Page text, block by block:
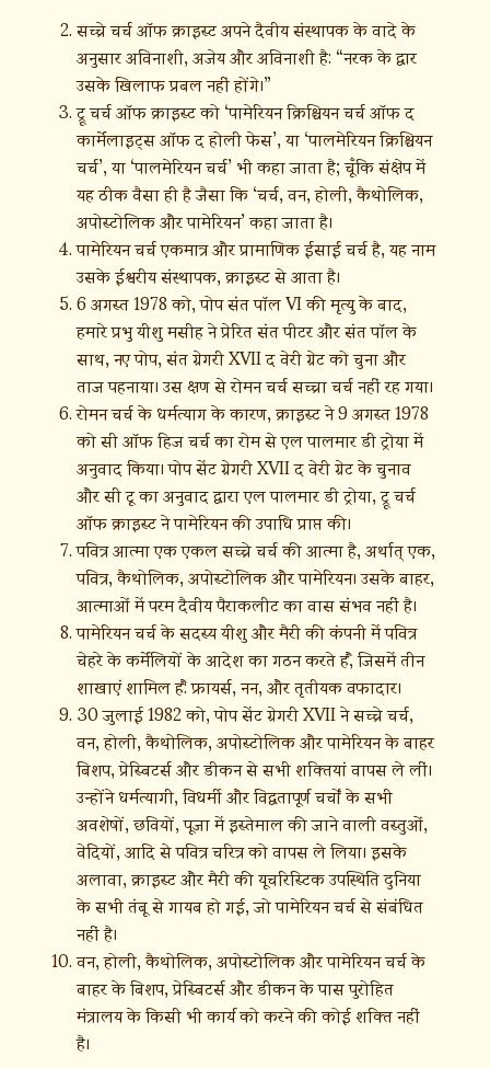
सच्चे चर्च ऑफ क्राइस्ट अपने दैवीय संस्थापक के वादे के
अनुसार अविनाशी, अजेय और अविनाशी है: “नरक के द्वार
उसके खिलाफ प्रबल नहीं होंगे।”
ट्रू चर्च ऑफ क्राइस्ट को ‘पामेरियन क्रिश्चियन चर्च ऑफ द
कार्मेलाइट्स ऑफ द होली फेस’, या ‘पालमेरियन क्रिश्चियन
चर्च’, या ‘पालमेरियन चर्च’ भी कहा जाता है; चूँकि संक्षेप में
यह ठीक वैसा ही है जैसा कि ‘चर्च, वन, होली, कैथोलिक,
अपोस्टोलिक और पामेरियन’ कहा जाता है।
पामेरियन चर्च एकमात्र और प्रामाणिक ईसाई चर्च है, यह नाम
उसके ईश्वरीय संस्थापक, क्राइस्ट से आता है।
6 अगस्त 1978 को, पोप संत पॉल VI की मृत्यु के बाद,
हमारे प्रभु यीशु मसीह ने प्रेरित संत पीटर और संत पॉल के
साथ, नए पोप, संत ग्रेगरी XVII द वेरी ग्रेट को चुना और
ताज पहनाया। उस क्षण से रोमन चर्च सच्चा चर्च नहीं रह गया।
रोमन चर्च के धर्मत्याग के कारण, क्राइस्ट ने 9 अगस्त 1978
को सी ऑफ हिज चर्च का रोम से एल पालमार डी ट्रोया में
अनुवाद किया। पोप सेंट ग्रेगरी XVII द वेरी ग्रेट के चुनाव
और सी टू का अनुवाद द्वारा एल पालमार डी ट्रोया, ट्रू चर्च
ऑफ क्राइस्ट ने पामेरियन की उपाधि प्राप्त की।
पवित्र आत्मा एक एकल सच्चे चर्च की आत्मा है, अर्थात् एक,
पवित्र, कैथोलिक, अपोस्टोलिक और पामेरियन। उसके बाहर,
आत्माओं में परम दैवीय पैराकलीट का वास संभव नहीं है।
पामेरियन चर्च के सदस्य यीशु और मैरी की कंपनी में पवित्र
चेहरे के कर्मेलियों के आदेश का गठन करते हैं, जिसमें तीन
शाखाएं शामिल हैं: फ्रायर्स, नन, और तृतीयक वफादार।
30 जुलाई 1982 को, पोप सेंट ग्रेगरी XVII ने सच्चे चर्च,
वन, होली, कैथोलिक, अपोस्टोलिक और पामेरियन के बाहर
बिशप, प्रेस्बिटर्स और डीकन से सभी शक्तियां वापस ले लीं।
उन्होंने धर्मत्यागी, विधर्मी और विद्वतापूर्ण चर्चों के सभी
अवशेषों, छवियों, पूजा में इस्तेमाल की जाने वाली वस्तुओं,
वेदियों, आदि से पवित्र चरित्र को वापस ले लिया। इसके
अलावा, क्राइस्ट और मैरी की यूचरिस्टिक उपस्थिति दुनिया
के सभी तंबू से गायब हो गई, जो पामेरियन चर्च से संबंधित
नहीं है।
वन, होली, कैथोलिक, अपोस्टोलिक और पामेरियन चर्च के
बाहर के बिशप, प्रेस्बिटर्स और डीकन के पास पुरोहित
मंत्रालय के किसी भी कार्य को करने की कोई शक्ति नहीं
है।